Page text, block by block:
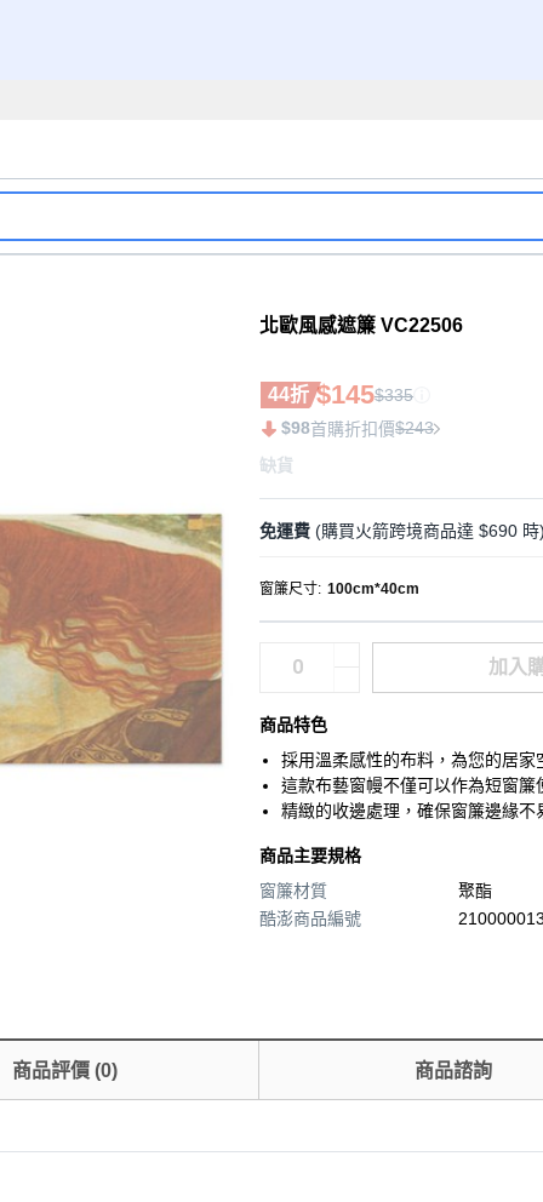
北歐風感遮簾 VC22506
44折 $145$335
$98首購折扣價$243
缺貨
免運費 (購買火箭跨境商品達 $690 時
窗簾尺寸: 100cm*40cm
加入
商品特色
採用溫柔感性的布料，為您的居
這款布藝窗幔不僅可以作為短窗
精緻的收邊處理，確保窗簾邊緣
商品主要規格
窗簾材質
聚酯
酷澎商品編號
商品評價(0) 商品諮詢